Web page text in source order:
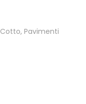
Cotto, Pavimenti